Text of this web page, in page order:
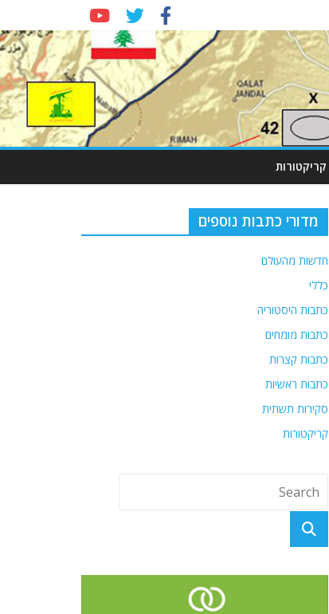
קריקטורות
מדורי כתבות נוספים
חדשות מהעולם
כללי
כתבות היסטוריה
כתבות מומחים
כתבות קצרות
כתבות ראשיות
סקירות תשתית
קריקטורות